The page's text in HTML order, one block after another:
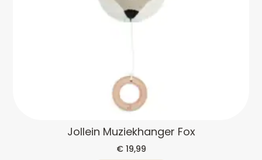
Jollein Muziekhanger Fox
€19,99